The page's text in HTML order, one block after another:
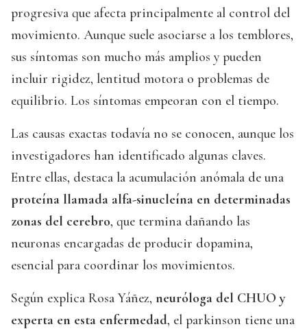
progresiva que afecta principalmente al control del
movimiento. Aunque suele asociarse a los temblores,
sus síntomas son mucho más amplios y pueden
incluir rigidez, lentitud motora o problemas de
equilibrio. Los síntomas empeoran con el tiempo.
Las causas exactas todavía no se conocen, aunque los
investigadores han identificado algunas claves.
Entre ellas, destaca la acumulación anómala de una
proteína llamada alfa-sinucleína en determinadas
zonas del cerebro, que termina dañando las
neuronas encargadas de producir dopamina,
esencial para coordinar los movimientos.
Según explica Rosa Yáñez, neuróloga del CHUO y
experta en esta enfermedad, el parkinson tiene una